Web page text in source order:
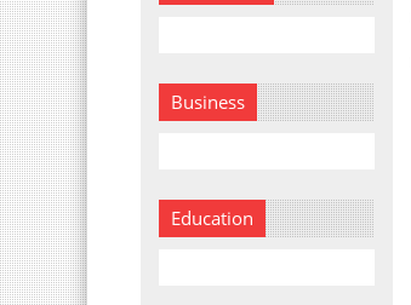
Business
Education